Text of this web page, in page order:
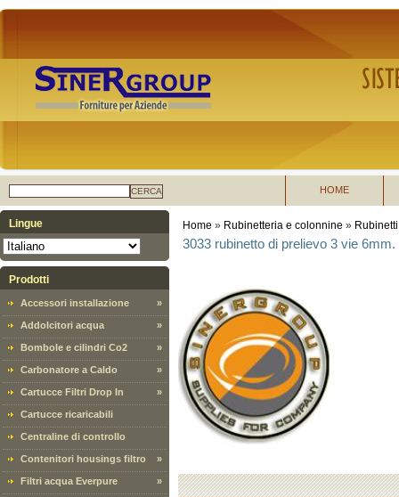
CERCA HOME
Lingue
Prodotti
Accessori installazione »
Addolcitori acqua »
Bombole e cilindri Co2 »
Carbonatore a Caldo »
Cartucce Filtri Drop In »
Cartucce ricaricabili
Centraline di controllo
Contenitori housings filtro »
Filtri acqua Everpure »
Home » Rubinetteria e colonnine »
3033 rubinetto di prelievo 3 vie 6mm.